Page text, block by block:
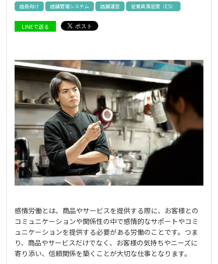
店長向け 店舗管理システム 店舗運営 従業員満足度（ES）
LINEで送る
感情労働とは、商品やサービスを提供する際に、お客様との
コミュニケーションや関係性の中で感情的なサポートやコミ
ュニケーションを提供する必要がある労働のことです。つま
り、商品やサービスだけでなく、お客様の気持ちやニーズに
寄り添い、信頼関係を築くことが大切な仕事となります。